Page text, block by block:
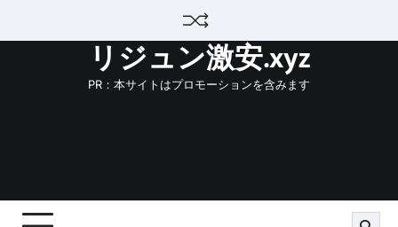
リジュン激安.xyz
PR：本サイトはプロモーションを含みます